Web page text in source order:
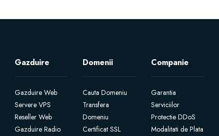
Website Builder
Servicii e-mail
Protecție site
Gazduire
Gazduire Web
Servere VPS
Reseller Web
Gazduire Radio
Domenii
Cauta Domeniu
Transfera
Domeniu
Certificat SSL
Companie
Garantia
Serviciilor
Protectie DDoS
Modalitati de Plata